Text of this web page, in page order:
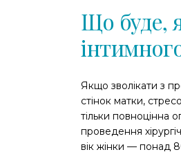
Що буде,
Якщо зволікати з
стінок матки,
тільки повноцінна
проведення
вік жінки — понад